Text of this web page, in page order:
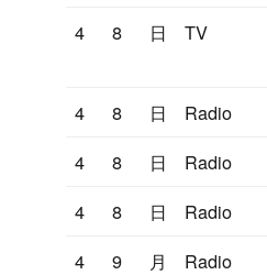
4
8 日 TV
4
8 日 Radio
4
8 日 Radio
4
8 日 Radio
4
9 月 Radio